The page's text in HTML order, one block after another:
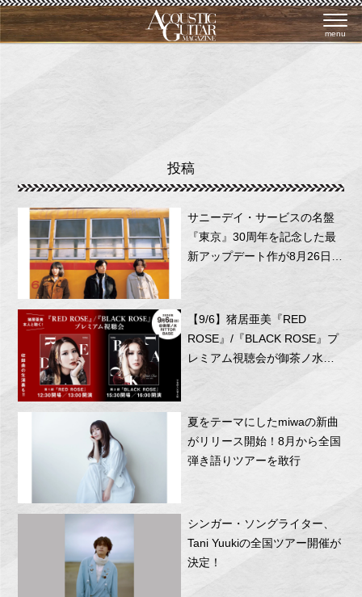
menu
投稿
サニーデイ・サービスの名盤
『東京』30周年を記念した最
新アップデート作が8月26日に
リリース！
【9/6】猪居亜美『RED
ROSE』/『BLACK ROSE』プ
レミアム視聴会が御茶ノ水
夏をテーマにしたmiwaの新曲
がリリース開始！8月から全国
弾き語りツアーを敢行
シンガー・ソングライター、
Tani Yuukiの全国ツアー開催が
決定！